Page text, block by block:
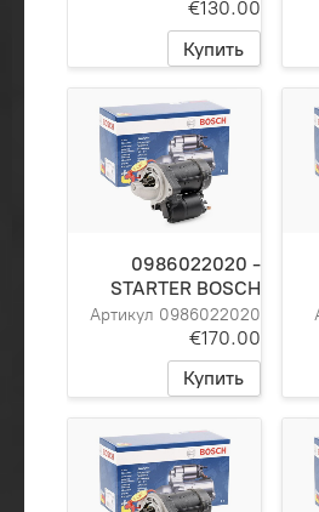
€130.00
Купить
0986022020 -
STARTER BOSCH
Артикул 0986022020
€170.00
Купить